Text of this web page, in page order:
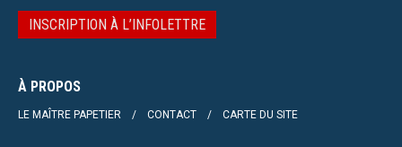
INSCRIPTION À L’INFOLETTRE
À PROPOS
LE MAÎTRE PAPETIER CONTACT CARTE DU SITE